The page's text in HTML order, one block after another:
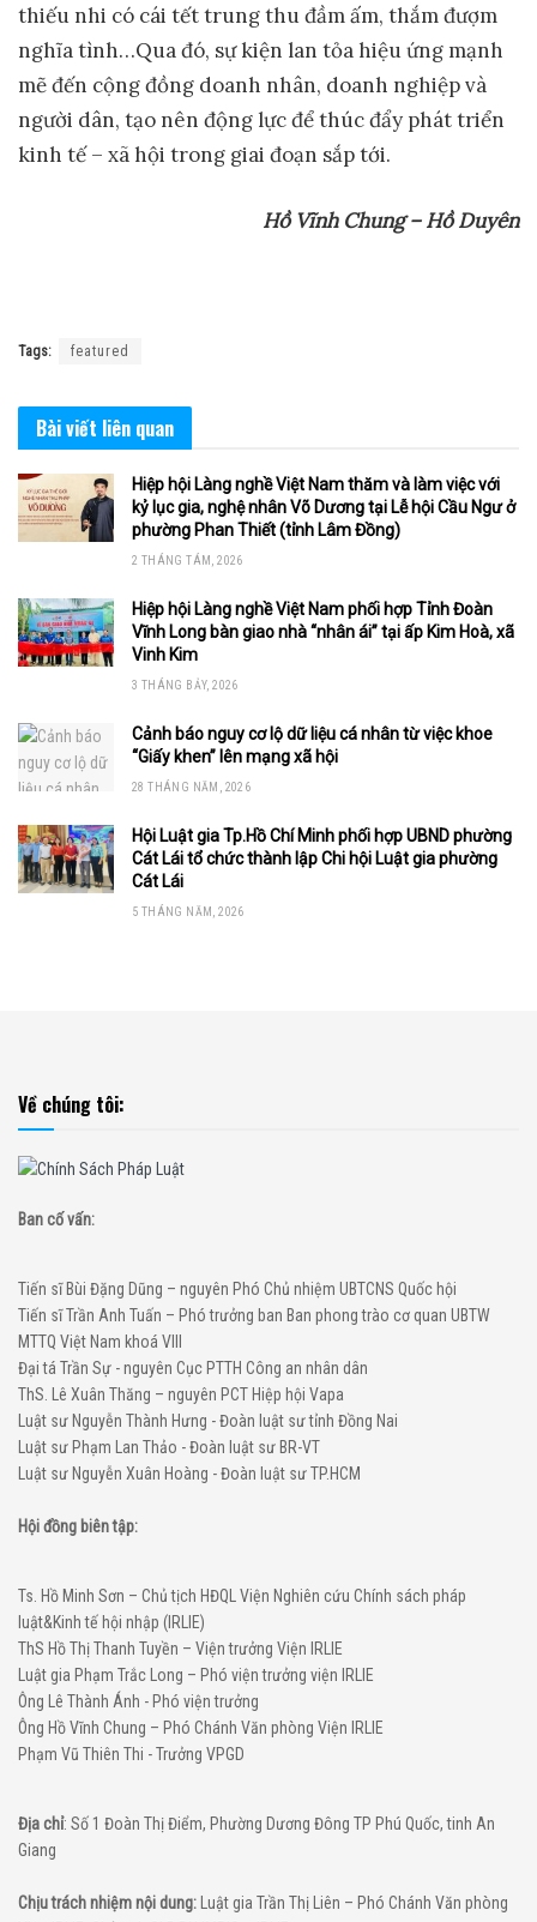
thiếu nhi có cái tết trung thu đầm ấm, thắm đượm
nghĩa tình…Qua đó, sự kiện lan tỏa hiệu ứng mạnh
mẽ đến cộng đồng doanh nhân, doanh nghiệp và
người dân, tạo nên động lực để thúc đẩy phát triển
kinh tế – xã hội trong giai đoạn sắp tới.
Hồ Vĩnh Chung – Hồ Duyên
Tags: featured
Bài viết liên quan
Hiệp hội Làng nghề Việt Nam thăm và làm việc với
kỷ lục gia, nghệ nhân Võ Dương tại Lễ hội Cầu Ngư ở
phường Phan Thiết (tỉnh Lâm Đồng)
2 THÁNG TÁM, 2026
Hiệp hội Làng nghề Việt Nam phối hợp Tỉnh Đoàn
Vĩnh Long bàn giao nhà “nhân ái” tại ấp Kim Hoà, xã
Vinh Kim
3 THÁNG BẢY, 2026
Cảnh báo nguy cơ lộ dữ liệu cá nhân từ việc khoe
“Giấy khen” lên mạng xã hội
28 THÁNG NĂM, 2026
Hội Luật gia Tp.Hồ Chí Minh phối hợp UBND phường
Cát Lái tổ chức thành lập Chi hội Luật gia phường
Cát Lái
5 THÁNG NĂM, 2026
Về chúng tôi:
Ban cố vấn:
Tiến sĩ Bùi Đặng Dũng – nguyên Phó Chủ nhiệm UBTCNS Quốc hội
Tiến sĩ Trần Anh Tuấn – Phó trưởng ban Ban phong trào cơ quan UBTW
MTTQ Việt Nam khoá VIII
Đại tá Trần Sự - nguyên Cục PTTH Công an nhân dân
ThS. Lê Xuân Thăng – nguyên PCT Hiệp hội Vapa
Luật sư Nguyễn Thành Hưng - Đoàn luật sư tỉnh Đồng Nai
Luật sư Phạm Lan Thảo - Đoàn luật sư BR-VT
Luật sư Nguyễn Xuân Hoàng - Đoàn luật sư TP.HCM
Hội đồng biên tập:
Ts. Hồ Minh Sơn – Chủ tịch HĐQL Viện Nghiên cứu Chính sách pháp
luật&Kinh tế hội nhập (IRLIE)
ThS Hồ Thị Thanh Tuyền – Viện trưởng Viện IRLIE
Luật gia Phạm Trắc Long – Phó viện trưởng viện IRLIE
Ông Lê Thành Ánh - Phó viện trưởng
Ông Hồ Vĩnh Chung – Phó Chánh Văn phòng Viện IRLIE
Phạm Vũ Thiên Thi - Trưởng VPGD
Địa chỉ: Số 1 Đoàn Thị Điểm, Phường Dương Đông TP Phú Quốc, tinh An
Giang
Chịu trách nhiệm nội dung: Luật gia Trần Thị Liên – Phó Chánh Văn phòng